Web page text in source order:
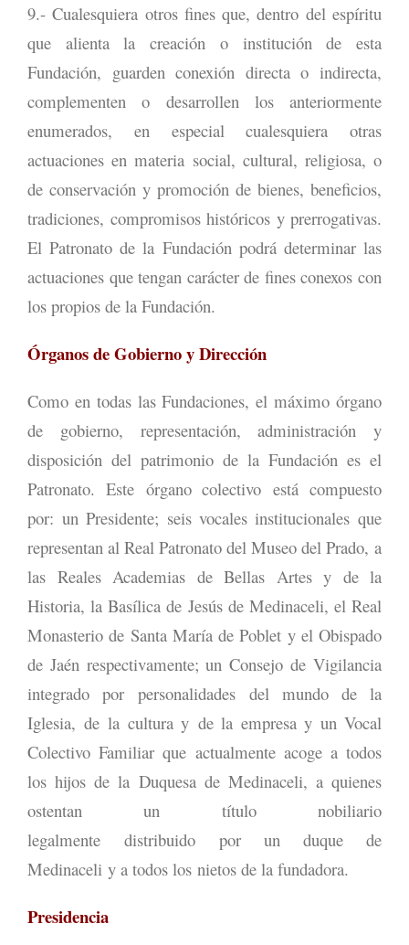
9.- Cualesquiera otros fines que, dentro del espíritu
que alienta la creación o institución de esta
Fundación, guarden conexión directa o indirecta,
complementen o desarrollen los anteriormente
enumerados, en especial cualesquiera otras
actuaciones en materia social, cultural, religiosa, o
de conservación y promoción de bienes, beneficios,
tradiciones, compromisos históricos y prerrogativas.
El Patronato de la Fundación podrá determinar las
actuaciones que tengan carácter de fines conexos con
los propios de la Fundación.
Órganos de Gobierno y Dirección
Como en todas las Fundaciones, el máximo órgano
de gobierno, representación, administración y
disposición del patrimonio de la Fundación es el
Patronato. Este órgano colectivo está compuesto
por: un Presidente; seis vocales institucionales que
representan al Real Patronato del Museo del Prado, a
las Reales Academias de Bellas Artes y de la
Historia, la Basílica de Jesús de Medinaceli, el Real
Monasterio de Santa María de Poblet y el Obispado
de Jaén respectivamente; un Consejo de Vigilancia
integrado por personalidades del mundo de la
Iglesia, de la cultura y de la empresa y un Vocal
Colectivo Familiar que actualmente acoge a todos
los hijos de la Duquesa de Medinaceli, a quienes
ostentan un título nobiliario
legalmente distribuido por un duque de
Medinaceli y a todos los nietos de la fundadora.
Presidencia